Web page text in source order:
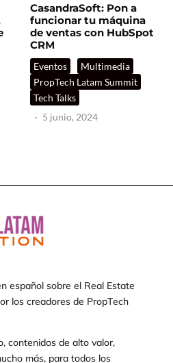
CasandraSoft: Pon a
funcionar tu máquina
de ventas con HubSpot
CRM
Eventos
Multimedia
PropTech Latam Summit
Tech Talks
· 5 junio, 2024
español sobre el Real Estate
los creadores de PropTech
contenidos de alto valor,
más, para todos los